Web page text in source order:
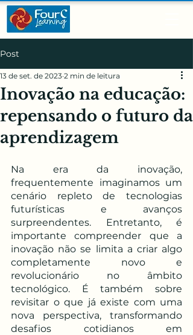
Post
Inovação na educação:
repensando o futuro da
aprendizagem
13 de set. de 2023 2 min de leitura
Na era da inovação,
frequentemente imaginamos um
cenário repleto de tecnologias
futurísticas e avanços
surpreendentes. Entretanto, é
importante compreender que a
inovação não se limita a criar algo
completamente novo e
revolucionário no âmbito
tecnológico. É também sobre
revisitar o que já existe com uma
nova perspectiva, transformando
desafios cotidianos em